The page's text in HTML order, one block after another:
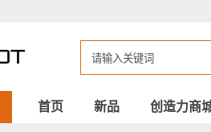
首页 新品 创造力商